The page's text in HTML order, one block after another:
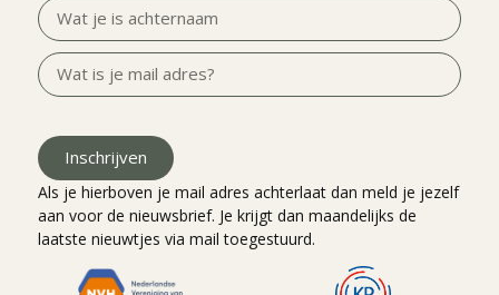
Inschrijven
Als je hierboven je mail adres achterlaat dan meld je jezelf
aan voor de nieuwsbrief. Je krijgt dan maandelijks de
laatste nieuwtjes via mail toegestuurd.